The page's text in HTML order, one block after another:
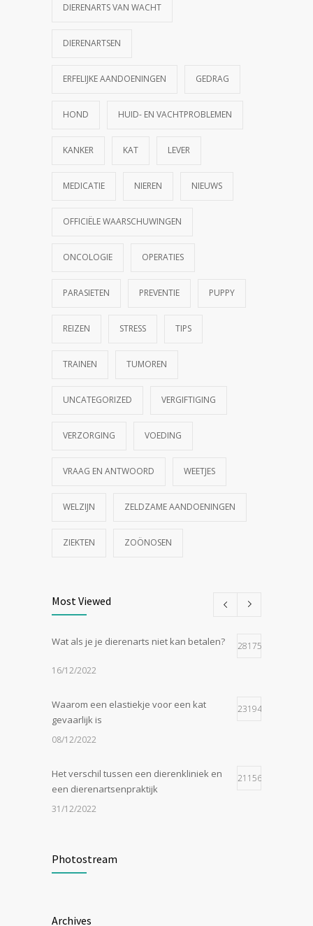
DIERENARTS VAN WACHT
DIERENARTSEN
ERFELIJKE AANDOENINGEN GEDRAG
HOND HUID- EN VACHTPROBLEMEN
KANKER KAT LEVER
MEDICATIE NIEREN NIEUWS
OFFICIËLE WAARSCHUWINGEN
ONCOLOGIE OPERATIES
PARASIETEN PREVENTIE PUPPY
REIZEN STRESS TIPS
TRAINEN TUMOREN
UNCATEGORIZED VERGIFTIGING
VERZORGING VOEDING
VRAAG EN ANTWOORD WEETJES
WELZIJN ZELDZAME AANDOENINGEN
ZIEKTEN ZOÖNOSEN
Most Viewed
Wat als je je dierenarts niet kan betalen? 28175
16/12/2022
Waarom een elastiekje voor een kat
gevaarlijk is
23194
08/12/2022
Het verschil tussen een dierenkliniek en
een dierenartsenpraktijk
21156
31/12/2022
24/07/2023
geknipt?
Photostream
Archives